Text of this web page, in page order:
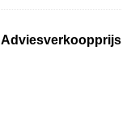
Adviesverkoopprijs